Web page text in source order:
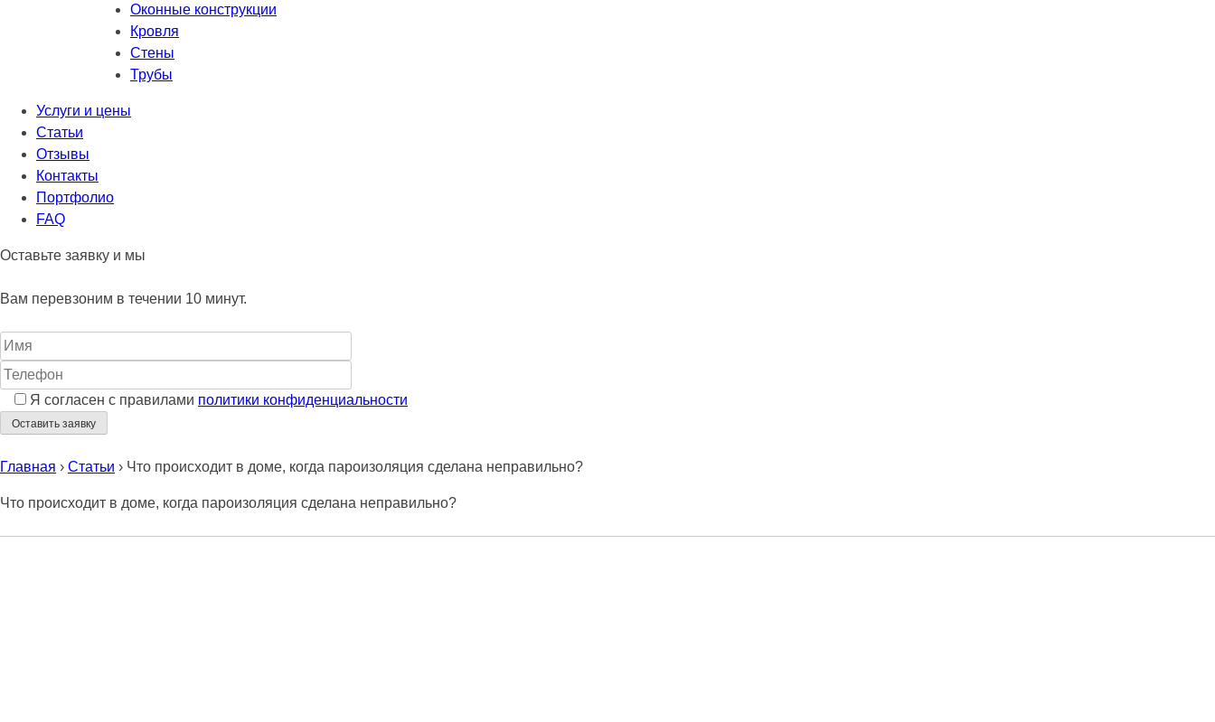
Оконные конструкции
Кровля
Стены
Трубы
Услуги и цены
Статьи
Отзывы
Контакты
Портфолио
FAQ
Оставьте заявку и мы
Вам перевзоним в течении 10 минут.
Я согласен с правилами политики конфиденциальности
Главная › Статьи › Что происходит в доме, когда пароизоляция сделана неправильно?
Что происходит в доме, когда пароизоляция сделана неправильно?